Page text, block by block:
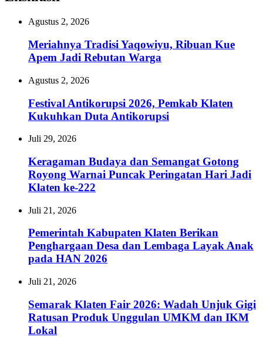
Agustus 2, 2026
Meriahnya Tradisi Yaqowiyu, Ribuan Kue
Apem Jadi Rebutan Warga
Agustus 2, 2026
Festival Antikorupsi 2026, Pemkab Klaten
Kukuhkan Duta Antikorupsi
Juli 29, 2026
Keragaman Budaya dan Semangat Gotong
Royong Warnai Puncak Peringatan Hari Jadi
Klaten ke-222
Juli 21, 2026
Pemerintah Kabupaten Klaten Berikan
Penghargaan Desa dan Lembaga Layak Anak
pada HAN 2026
Juli 21, 2026
Semarak Klaten Fair 2026: Wadah Unjuk Gigi
Ratusan Produk Unggulan UMKM dan IKM
Lokal